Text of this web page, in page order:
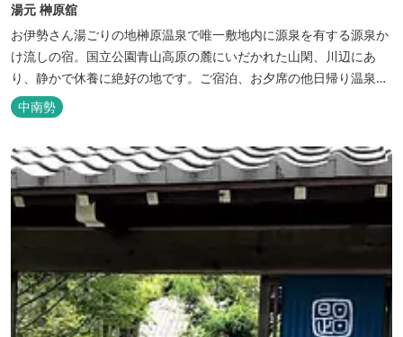
湯元 榊原舘
お伊勢さん湯ごりの地榊原温泉で唯一敷地内に源泉を有する源泉か
け流しの宿。国立公園青山高原の麓にいだかれた山閑、川辺にあ
り、静かで休養に絶好の地です。ご宿泊、お夕席の他日帰り温泉も
楽しめます。お料理にも温泉を用いた温泉野菜蒸しの他美と健康を
テーマとしたふるさと会席をご用意しています。
中南勢